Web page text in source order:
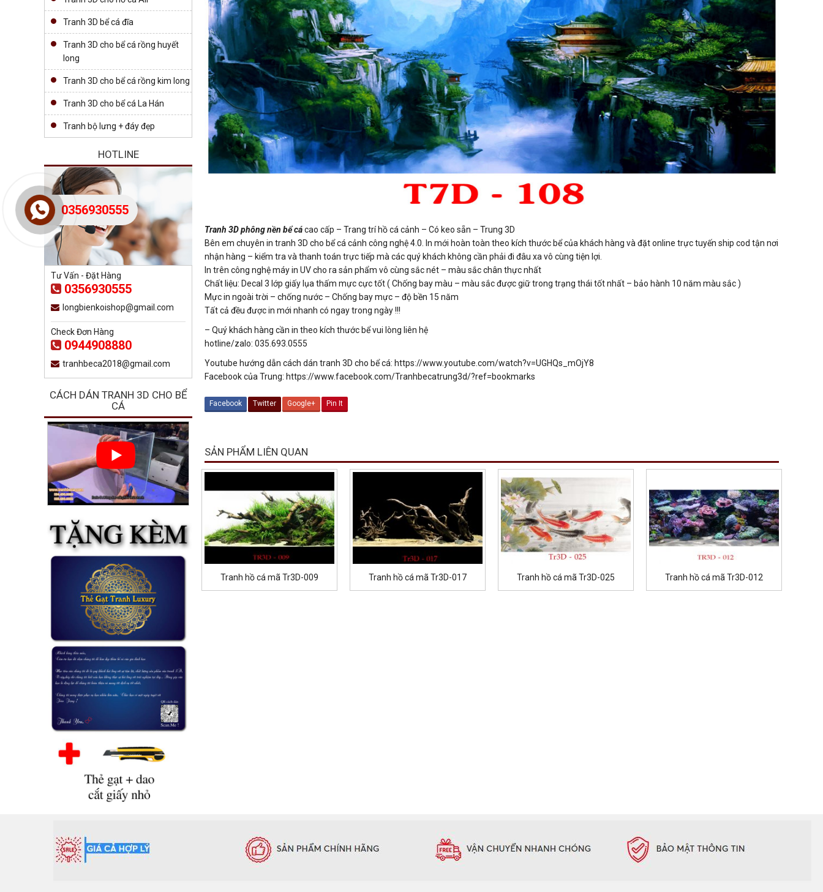
Tranh 3D phông nền bể cácao cấp – Trang trí hồ cá cảnh – Có keo sẵn – Trung 3D
Bên em chuyên in tranh 3D cho bể cá cảnh công nghệ 4.0. In mới hoàn toàn theo kích thước bể của khách hàng và đặt online trực tuyến ship cod tận nơi
nhận hàng – kiểm tra và thanh toán trực tiếp mà các quý khách không cần phải đi đâu xa vô cùng tiện lợi.
In trên công nghệ máy in UV cho ra sản phẩm vô cùng sắc nét – màu sắc chân thực nhất
Chất liệu: Decal 3 lớp giấy lụa thấm mực cực tốt ( Chống bay màu – màu sắc được giữ trong trạng thái tốt nhất – bảo hành 10 năm màu sắc )
Mực in ngoài trời – chống nước – Chống bay mực – độ bền 15 năm
Tất cả đều được in mới nhanh có ngay trong ngày !!!
– Quý khách hàng cần in theo kích thước bể vui lòng liên hệ
hotline/zalo: 035.693.0555
Youtube hướng dẫn cách dán tranh 3D cho bể cá: https://www.youtube.com/watch?v=UGHQs_mOjY8
Facebook của Trung: https://www.facebook.com/Tranhbecatrung3d/?ref=bookmarks
Facebook Twitter Google+ Pin It
SẢN PHẨM LIÊN QUAN
Tranh hồ cá mã Tr3D-009 Tranh hồ cá mã Tr3D-017 Tranh hồ cá mã Tr3D-025 Tranh hồ cá mã Tr3D-012
Tranh 3D bể cá đĩa
Tranh 3D cho bể cá rồng huyết
long
Tranh 3D cho bể cá rồng kim long
Tranh 3D cho bể cá La Hán
Tranh bộ lưng + đáy đẹp
HOTLINE
Tư Vấn - Đặt Hàng
0356930555
longbienkoishop@gmail.com
Check Đơn Hàng
0944908880
tranhbeca2018@gmail.com
CÁCH DÁN TRANH 3D CHO BỂ
CÁ
0356930555